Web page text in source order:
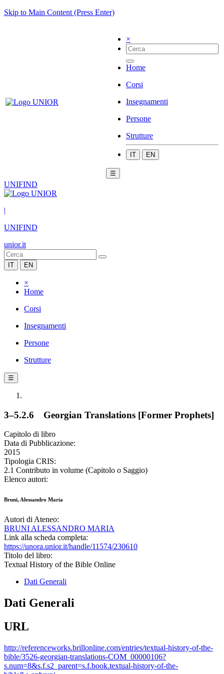
Skip to Main Content (Press Enter)
×
Home
Corsi
Insegnamenti
Persone
Strutture
IT EN
☰
UNIFIND
|
UNIFIND
unior.it
IT EN
×
Home
Corsi
Insegnamenti
Persone
Strutture
☰
3–5.2.6 Georgian Translations [Former Prophets]
Capitolo di libro
Data di Pubblicazione:
2015
Tipologia CRIS:
2.1 Contributo in volume (Capitolo o Saggio)
Elenco autori:
Bruni, Alessandro Maria
Autori di Ateneo:
BRUNI ALESSANDRO MARIA
Link alla scheda completa:
https://unora.unior.it/handle/11574/230610
Titolo del libro:
Textual History of the Bible Online
Dati Generali
Dati Generali
URL
http://referenceworks.brillonline.com/entries/textual-history-of-the-
bible/3526-georgian-translations-COM_00000106?
s.num=8&s.f.s2_parent=s.f.book.textual-history-of-the-